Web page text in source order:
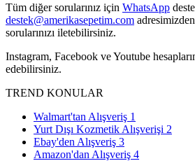
Tüm diğer sorularınız için WhatsApp
destek@amerikasepetim.com
sorularınızı iletebilirsiniz.
Instagram, Facebook ve Youtube
edebilirsiniz.
TREND KONULAR
Walmart'tan Alışveriş 1
Yurt Dışı Kozmetik Alışverişi 2
Ebay'den Alışveriş 3
Amazon'dan Alışveriş 4